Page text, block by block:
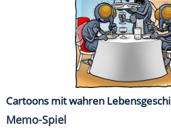
Cartoons mit wahren
Memo-Spiel